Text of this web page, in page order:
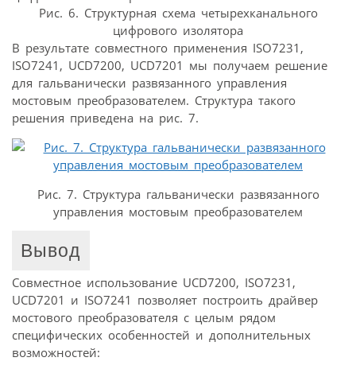
Рис. 6. Структурная схема четырехканального
цифрового изолятора
В результате совместного применения ISO7231,
ISO7241, UCD7200, UCD7201 мы получаем решение
для гальванически развязанного управления
мостовым преобразователем. Структура такого
решения приведена на рис. 7.
Рис. 7. Структура гальванически развязанного
управления мостовым преобразователем
Вывод
Совместное использование UCD7200, ISO7231,
UCD7201 и ISO7241 позволяет построить драйвер
мостового преобразователя с целым рядом
специфических особенностей и дополнительных
возможностей: